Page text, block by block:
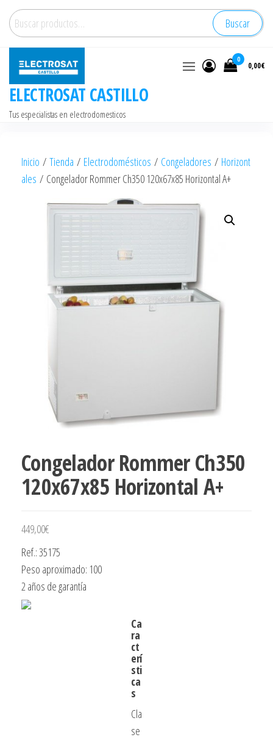
Saltar
contenido
Buscar
por:
Buscar
ELECTROSAT CASTILLO
Tus especialistas en electrodomesticos
0
0,00€
Inicio / Tienda / Electrodomésticos / Congeladores / Horizont
ales / Congelador Rommer Ch350 120x67x85 Horizontal A+
Congelador Rommer Ch350
120x67x85 Horizontal A+
449,00€
Ref.: 35175
Peso aproximado: 100
2 años de garantía
Ca
ra
ct
erí
sti
ca
s
Cla
se